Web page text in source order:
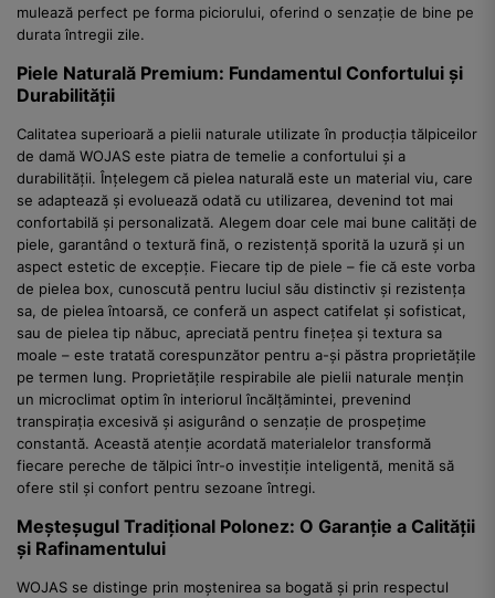
mulează perfect pe forma piciorului, oferind o senzație de bine pe
durata întregii zile.
Piele Naturală Premium: Fundamentul Confortului și
Durabilității
Calitatea superioară a pielii naturale utilizate în producția tălpiceilor
de damă WOJAS este piatra de temelie a confortului și a
durabilității. Înțelegem că pielea naturală este un material viu, care
se adaptează și evoluează odată cu utilizarea, devenind tot mai
confortabilă și personalizată. Alegem doar cele mai bune calități de
piele, garantând o textură fină, o rezistență sporită la uzură și un
aspect estetic de excepție. Fiecare tip de piele – fie că este vorba
de pielea box, cunoscută pentru luciul său distinctiv și rezistența
sa, de pielea întoarsă, ce conferă un aspect catifelat și sofisticat,
sau de pielea tip năbuc, apreciată pentru finețea și textura sa
moale – este tratată corespunzător pentru a-și păstra proprietățile
pe termen lung. Proprietățile respirabile ale pielii naturale mențin
un microclimat optim în interiorul încălțămintei, prevenind
transpirația excesivă și asigurând o senzație de prospețime
constantă. Această atenție acordată materialelor transformă
fiecare pereche de tălpici într-o investiție inteligentă, menită să
ofere stil și confort pentru sezoane întregi.
Meșteșugul Tradițional Polonez: O Garanție a Calității
și Rafinamentului
WOJAS se distinge prin moștenirea sa bogată și prin respectul